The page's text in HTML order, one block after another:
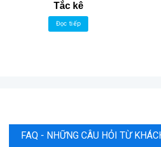
Tắc kê
Đọc tiếp
FAQ - NHỮNG CÂU HỎI TỪ